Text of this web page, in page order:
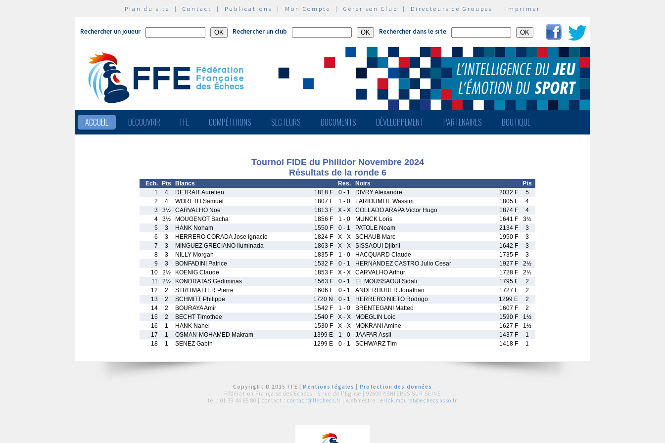
Plan du site | Contact | Publications | Mon Compte | Gérer son Club | Directeurs de Groupes | Imprimer
Rechercher un joueur Rechercher un club Rechercher dans le site
ACCUEIL DÉCOUVRIR FFE COMPÉTITIONS SECTEURS DOCUMENTS DÉVELOPPEMENT PARTENAIRES BOUTIQUE
Tournoi FIDE du Philidor Novembre 2024
Résultats de la ronde 6
Ech. Pts Blancs Res. Noirs
Pts
1
4 DETRAIT Aurelien 1818 F 0 - 1 DIVRY Alexandre 2032 F
5
2
4 WORETH Samuel 1807 F 1 - 0 LARIOUMLIL Wassim 1805 F
4
3
3½ CARVALHO Noe 1813 F X - X COLLADO ARAPA Victor Hugo 1874 F
4
4
3½ MOUGENOT Sacha 1856 F 1 - 0 MUNCK Loris 1641 F
3½
5
3 HANK Noham 1550 F 0 - 1 PATOLE Noam 2134 F
3
6
3 HERRERO CORADA Jose Ignacio 1824 F X - X SCHAUB Marc 1950 F
3
7
3 MINGUEZ GRECIANO Iluminada 1863 F X - X SISSAOUI Djibril 1642 F
3
8
3 NILLY Morgan 1835 F 1 - 0 HACQUARD Claude 1735 F
3
9
3 BONFADINI Patrice 1532 F 0 - 1 HERNANDEZ CASTRO Julio Cesar 1927 F
2½
10
2½ KOENIG Claude 1853 F X - X CARVALHO Arthur 1728 F
2½
11
2½ KONDRATAS Gediminas 1563 F 0 - 1 EL MOUSSAOUI Sidali 1795 F
2
12
2 STRITMATTER Pierre 1606 F 0 - 1 ANDERHUBER Jonathan 1727 F
2
13
2 SCHMITT Philippe 1720 N 0 - 1 HERRERO NIETO Rodrigo 1299 E
2
14
2 BOURAYA Amir 1542 F 1 - 0 BRENTEGANI Matteo 1607 F
2
15
2 BECHT Timothee 1540 F X - X MOEGLIN Loic 1590 F
1½
16
1 HANK Nahel 1530 F X - X MOKRANI Amine 1627 F
1½
17
1 OSMAN-MOHAMED Makram 1399 E 1 - 0 JAAFAR Assil 1437 F
1
18
1 SENEZ Gabin 1299 E 0 - 1 SCHWARZ Tim 1418 F 1
Copyright © 2015 FFE |Mentions légales
Protection des données
Fédération Française des Echecs | 6 rue de l'Eglise | 92600 ASNIERES SUR SEINE
tél : 01 39 44 65 80 | contact : contact@ffechecs.fr | webmestre : erick.mouret@echecs.asso.fr